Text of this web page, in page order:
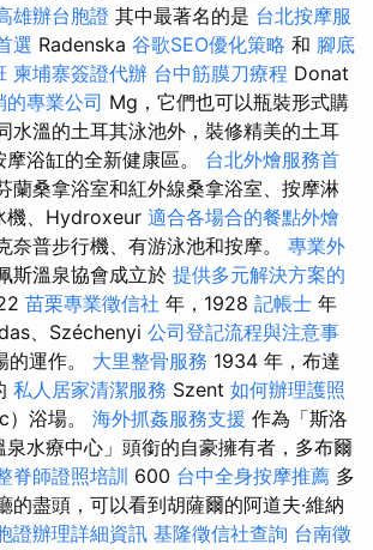
雄辦台胞證 其中最著名的是 台北按摩服
選 Radenska 谷歌SEO優化策略 和 腳底
柬埔寨簽證代辦 台中筋膜刀療程 Donat
專業公司 Mg，它們也可以瓶裝形式購
水溫的土耳其泳池外，裝修精美的土耳
浴缸的全新健康區。 台北外燴服務首
蘭桑拿浴室和紅外線桑拿浴室、按摩淋
機、Hydroxeur 適合各場合的餐點外燴
奈普步行機、有游泳池和按摩。 專業外
斯溫泉協會成立於 提供多元解決方案的
苗栗專業徵信社 年，1928 記帳士 年
、Széchenyi 公司登記流程與注意事
運作。 大里整骨服務 1934 年，布達
私人居家清潔服務 Szent 如何辦理護照
）浴場。 海外抓姦服務支援 作為「斯洛
水療中心」頭銜的自豪擁有者，多布爾
脊師證照培訓 600 台中全身按摩推薦 多
的盡頭，可以看到胡薩爾的阿道夫·維納
證辦理詳細資訊 基隆徵信社查詢 台南徵